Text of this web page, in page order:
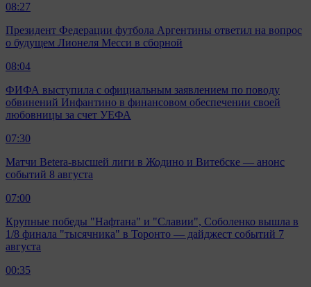
08:27
Президент Федерации футбола Аргентины ответил на вопрос
о будущем Лионеля Месси в сборной
08:04
ФИФА выступила с официальным заявлением по поводу
обвинений Инфантино в финансовом обеспечении своей
любовницы за счет УЕФА
07:30
Матчи Betera-высшей лиги в Жодино и Витебске — анонс
событий 8 августа
07:00
Крупные победы "Нафтана" и "Славии", Соболенко вышла в
1/8 финала "тысячника" в Торонто — дайджест событий 7
августа
00:35